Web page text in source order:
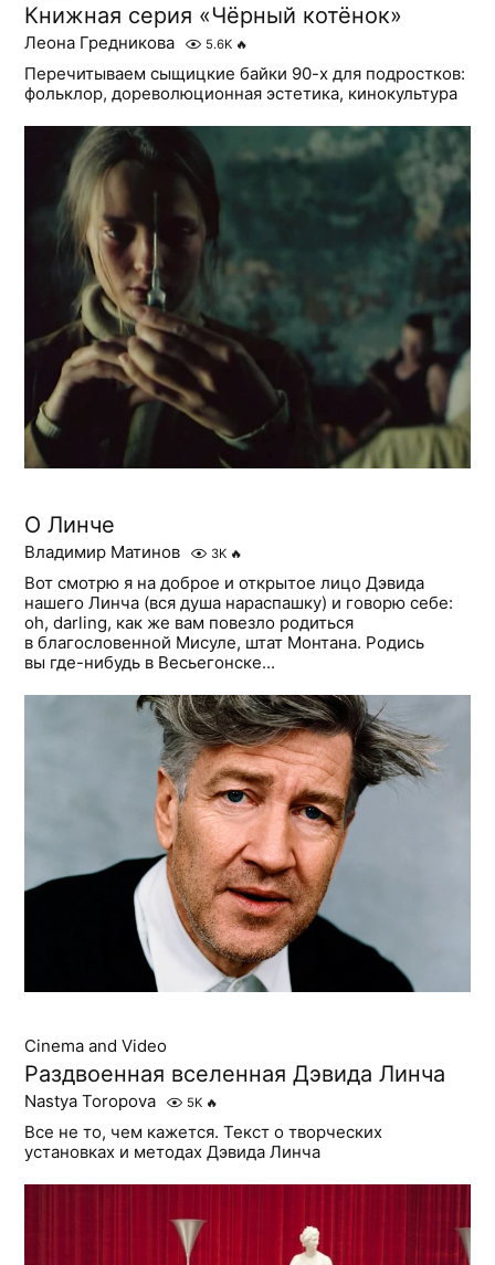
Книжная серия «Чёрный котёнок»
Леона Гредникова 5.6K 🔥
Перечитываем сыщицкие байки 90-х для подростков:
фольклор, дореволюционная эстетика, кинокультура
О Линче
Владимир Матинов 3K 🔥
Вот смотрю я на доброе и открытое лицо Дэвида
нашего Линча (вся душа нараспашку) и говорю себе:
oh, darling, как же вам повезло родиться
в благословенной Мисуле, штат Монтана. Родись
вы где-нибудь в Весьегонске...
Cinema and Video
Раздвоенная вселенная Дэвида Линча
Nastya Toropova 5K 🔥
Все не то, чем кажется. Текст о творческих
установках и методах Дэвида Линча